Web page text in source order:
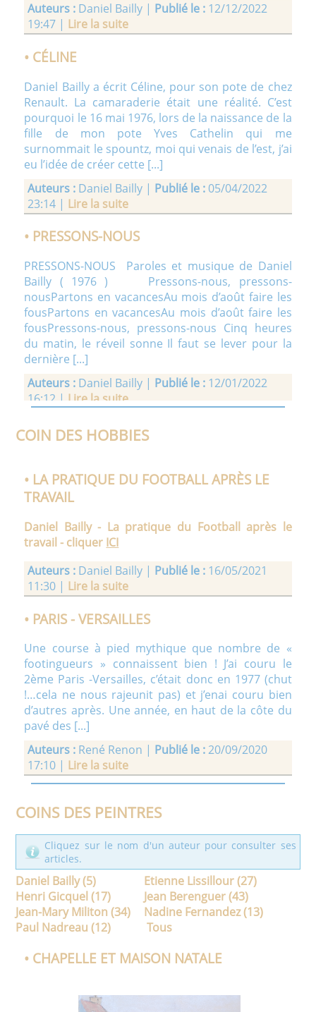
Auteurs : Daniel Bailly | Publié le : 12/12/2022
19:47 | Lire la suite
• CÉLINE
Daniel Bailly a écrit Céline, pour son pote de chez
Renault. La camaraderie était une réalité. C’est
pourquoi le 16 mai 1976, lors de la naissance de la
fille de mon pote Yves Cathelin qui me
surnommait le spountz, moi qui venais de l’est, j’ai
eu l’idée de créer cette [...]
Auteurs : Daniel Bailly | Publié le : 05/04/2022
23:14 | Lire la suite
• PRESSONS-NOUS
PRESSONS-NOUS Paroles et musique de Daniel
Bailly ( 1976 ) Pressons-nous, pressons-
nousPartons en vacancesAu mois d’août faire les
fousPartons en vacancesAu mois d’août faire les
fousPressons-nous, pressons-nous Cinq heures
du matin, le réveil sonne Il faut se lever pour la
dernière [...]
Auteurs : Daniel Bailly | Publié le : 12/01/2022
16:12 | Lire la suite
• VIEILLESSE INATTENDUE
Daniel Bailly Je regardais quelque fois par la
fenêtre Et je voyais ces vieux d’un pas pressé Ne
rencontrant personne pour causer Mais que
s’était-il donc passé Il est venu vraiment sans
nous prévenir Brisant ce qui restait de notre [...]
Auteurs :
Daniel Bailly | Publié le :
18/12/2021
22:21 |Lire la suite
• ACCORDÉON PASSION
Daniel Bailly - Accordéon Passion - cliquer
Auteurs :Daniel Bailly |Publié le :13/06/2021
19:14 |Lire la suite
• MON PAVILLON SUR L'ÎLE
Ce nouveau texte est la suite de Mon île sans
soleil dont les paroles avaient été écrites par
d’AMETIS en 2014 Ô mon île au soleil, A nouveau
tu nous émerveilles, Nous sommes fiers de ton
pavillon C’est [...]
Auteurs :Paroles de Daniel Bailly et René Ed
Sidorkiewicz - Musique de Daniel Bailly |Publié le
:19/04/2021 11:48 | Lire la suite
• LA VIE DES ARTISTES
A chacun sa destinée. Nombre de jeunes
exemples d'artistes et de sportifs qui ont connu
COIN DES HOBBIES
• LA PRATIQUE DU FOOTBALL APRÈS LE
TRAVAIL
Daniel Bailly - La pratique du Football après le
travail - cliquer ICI
Auteurs : Daniel Bailly | Publié le : 16/05/2021
11:30 | Lire la suite
• PARIS - VERSAILLES
Une course à pied mythique que nombre de «
footingueurs » connaissent bien ! J’ai couru le
2ème Paris -Versailles, c’était donc en 1977 (chut
!…cela ne nous rajeunit pas) et j’enai couru bien
d’autres après. Une année, en haut de la côte du
pavé des [...]
Auteurs : René Renon | Publié le :20/09/2020
17:10 | Lire la suite
COINS DES PEINTRES
Cliquez sur le nom d'un auteur pour consulter ses
articles.
Daniel Bailly (5)
Etienne Lissillour (27)
Henri Gicquel (17)
Jean Berenguer (43)
Jean-Mary Militon (34)
Nadine Fernandez (13)
Paul Nadreau (12)
Tous
• CHAPELLE ET MAISON NATALE